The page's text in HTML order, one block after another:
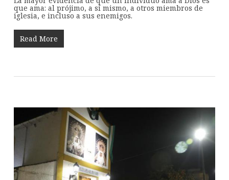
que ama: al prójimo, a sí mismo, a otros miembros de
iglesia, e incluso a sus enemigos.
Read More